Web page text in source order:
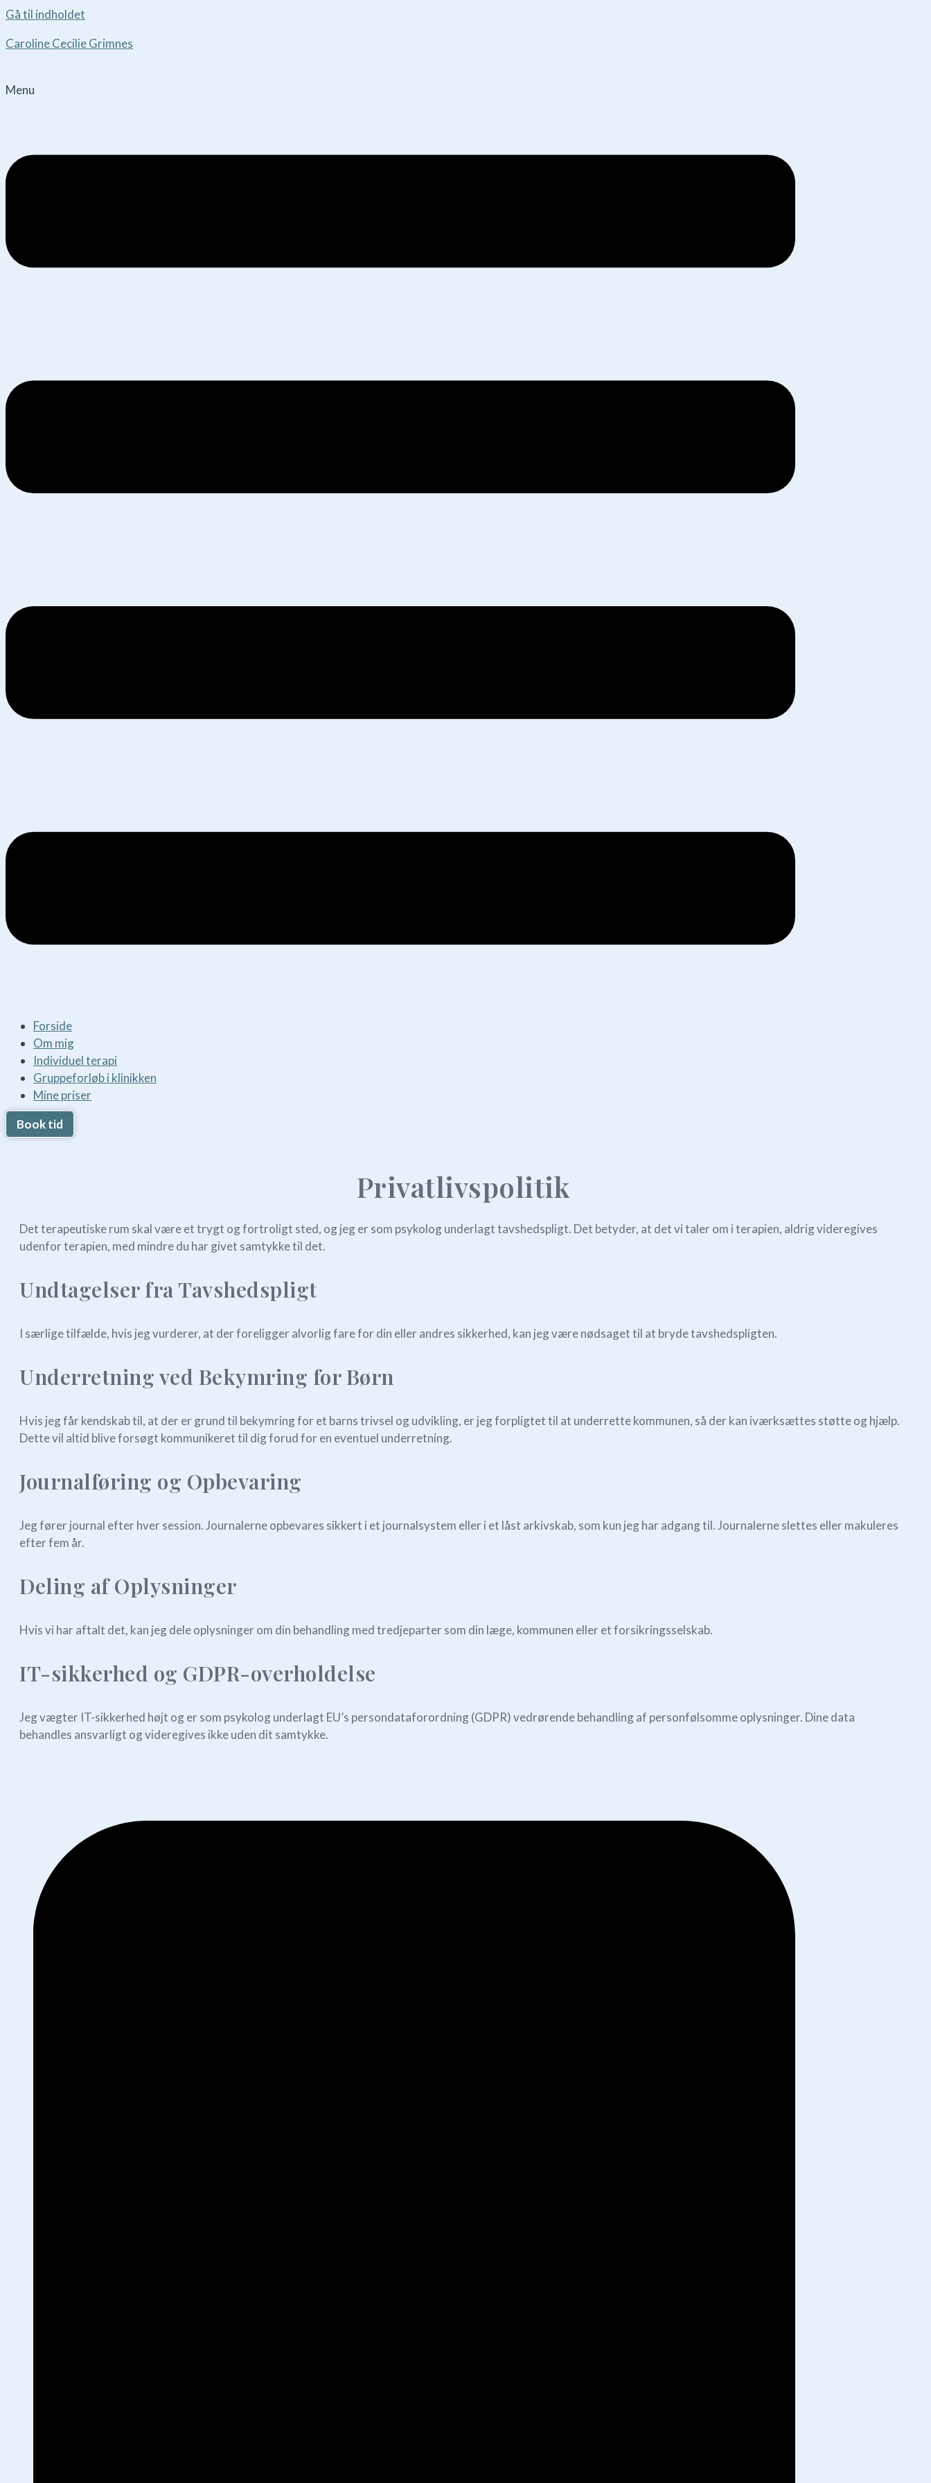
Gå til indholdet
Caroline Cecilie Grimnes
Menu
Forside
Om mig
Individuel terapi
Gruppeforløb i klinikken
Mine priser
Book tid
Privatlivspolitik
Det terapeutiske rum skal være et trygt og fortroligt sted, og jeg er som psykolog underlagt tavshedspligt. Det betyder, at det vi taler om i terapien, aldrig videregives
udenfor terapien, med mindre du har givet samtykke til det.
Undtagelser fra Tavshedspligt
I særlige tilfælde, hvis jeg vurderer, at der foreligger alvorlig fare for din eller andres sikkerhed, kan jeg være nødsaget til at bryde tavshedspligten.
Underretning ved Bekymring for Børn
Hvis jeg får kendskab til, at der er grund til bekymring for et barns trivsel og udvikling, er jeg forpligtet til at underrette kommunen, så der kan iværksættes støtte og hjælp.
Dette vil altid blive forsøgt kommunikeret til dig forud for en eventuel underretning.
Journalføring og Opbevaring
Jeg fører journal efter hver session. Journalerne opbevares sikkert i et journalsystem eller i et låst arkivskab, som kun jeg har adgang til. Journalerne slettes eller makuleres
efter fem år.
Deling af Oplysninger
Hvis vi har aftalt det, kan jeg dele oplysninger om din behandling med tredjeparter som din læge, kommunen eller et forsikringsselskab.
IT-sikkerhed og GDPR-overholdelse
Jeg vægter IT-sikkerhed højt og er som psykolog underlagt EU’s persondataforordning (GDPR) vedrørende behandling af personfølsomme oplysninger. Dine data
behandles ansvarligt og videregives ikke uden dit samtykke.